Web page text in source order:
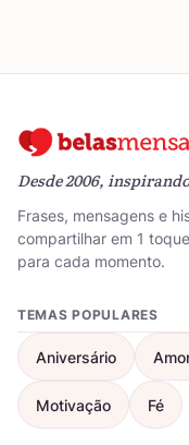
Desde 2006,
Frases, mensagens e
compartilhar em 1
para cada momento.
TEMAS POPULARES
Aniversário
Motivação Fé